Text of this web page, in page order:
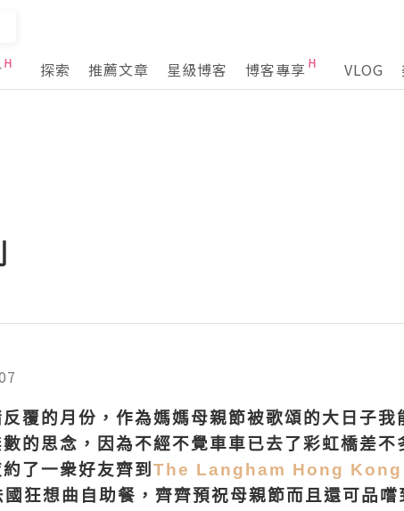
探索 推薦文章 星級博客 博客專享 VLOG
覆的月份，作為媽媽母親節被歌頌的大日子我
的思念，因為不經不覺車車已去了彩虹橋差不
了一衆好友齊到 The Langham Hong Kong
國狂想曲自助餐，齊齊預祝母親節而且還可品